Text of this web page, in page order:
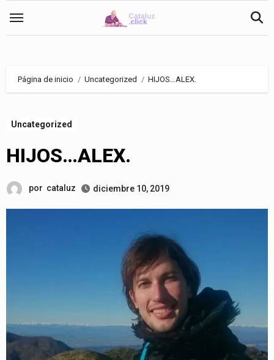
Página de inicio Uncategorized HIJOS…ALEX.
Uncategorized
HIJOS…ALEX.
por cataluz diciembre 10, 2019